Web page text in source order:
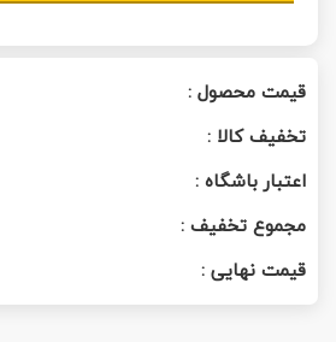
قیمت محصول :
تخفیف کالا :
اعتبار باشگاه :
مجموع تخفیف :
قیمت نهایی :